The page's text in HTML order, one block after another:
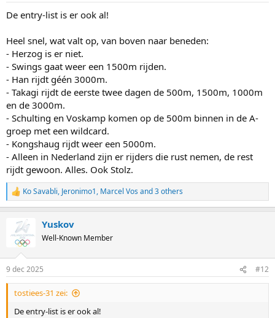
De entry-list is er ook al!
Heel snel, wat valt op, van boven naar beneden:
- Herzog is er niet.
- Swings gaat weer een 1500m rijden.
- Han rijdt géén 3000m.
- Takagi rijdt de eerste twee dagen de 500m, 1500m, 1000m
en de 3000m.
- Schulting en Voskamp komen op de 500m binnen in de A-
groep met een wildcard.
- Kongshaug rijdt weer een 5000m.
- Alleen in Nederland zijn er rijders die rust nemen, de rest
rijdt gewoon. Alles. Ook Stolz.
R
e
t
s
:
Ko Savabli, Jeronimo1, Marcel Vos and 3 others
Yuskov
Well-Known Member
9 dec 2025 #12
tostiees-31 zei:
De entry-list is er ook al!